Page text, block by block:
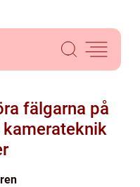
fälgarna på